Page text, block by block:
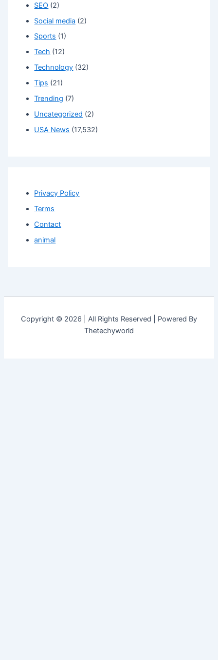
SEO (2)
Social media (2)
Sports (1)
Tech (12)
Technology (32)
Tips (21)
Trending (7)
Uncategorized (2)
USA News (17,532)
Privacy Policy
Terms
Contact
animal
Copyright © 2026 | All Rights Reserved | Powered By
Thetechyworld